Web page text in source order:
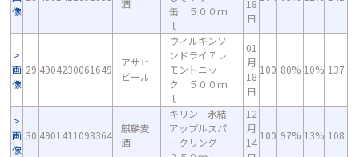
像
酒
缶 ５００ｍ
ｌ
18
日
画
像
29 4904230061649
アサヒ
ビール
ウィルキンソ
ンドライ７レ
モントニッ
ク ５００ｍ
ｌ
01
月
18
日
100 80% 10% 137
画
像
30 4901411098364
麒麟麦
酒
キリン 氷結
アップルスパ
ークリング
12
月
14
100 97% 13% 108